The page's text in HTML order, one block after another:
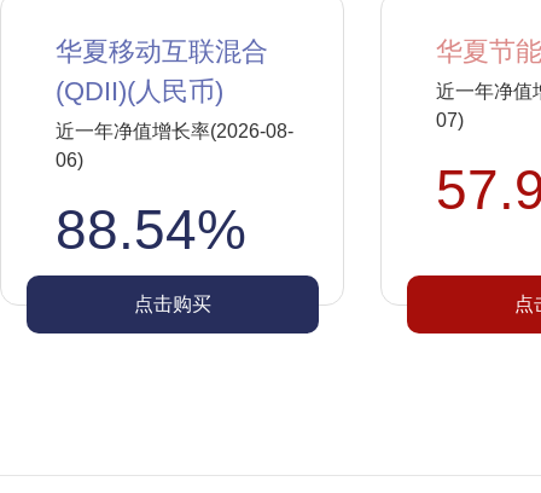
华夏移动互联混合
(QDII)(人民币)
近一年净值增长率(2026-08-
06)
88.54%
点击购买
华夏节
近一年净值
07)
点